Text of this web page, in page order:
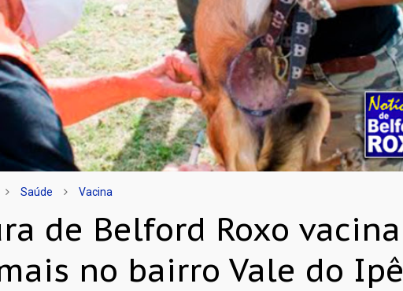
Saúde Vacina
de Belford Roxo vacina
no bairro Vale do Ipê